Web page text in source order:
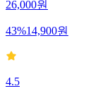
26,000원
43%14,900원
4.5